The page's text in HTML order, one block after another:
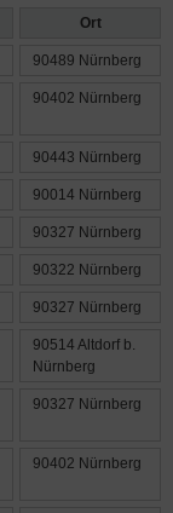
Ort
90489 Nürnberg
90402 Nürnberg
90443 Nürnberg
90014 Nürnberg
90327 Nürnberg
90322 Nürnberg
90327 Nürnberg
90514 Altdorf b.
Nürnberg
90327 Nürnberg
90402 Nürnberg